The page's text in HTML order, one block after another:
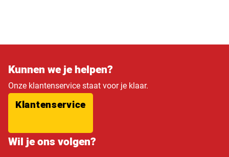
Kunnen we je helpen?
Onze klantenservice staat voor je klaar.
Klantenservice
Wil je ons volgen?